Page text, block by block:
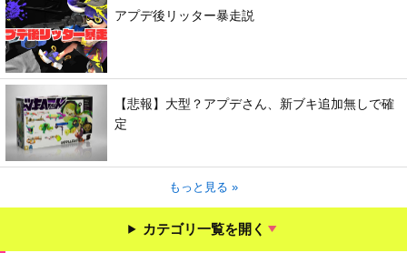
アプデ後リッター暴走説
【悲報】大型？アプデさん、新ブキ追加無しで確
定
もっと見る »
カテゴリ一覧を開く